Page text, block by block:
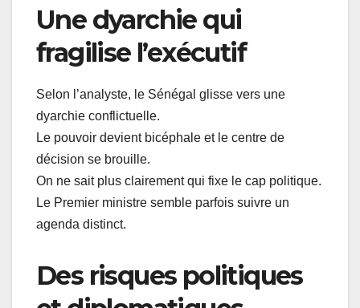
Une dyarchie qui
fragilise l’exécutif
Selon l’analyste, le Sénégal glisse vers une
dyarchie conflictuelle.
Le pouvoir devient bicéphale et le centre de
décision se brouille.
On ne sait plus clairement qui fixe le cap politique.
Le Premier ministre semble parfois suivre un
agenda distinct.
Des risques politiques